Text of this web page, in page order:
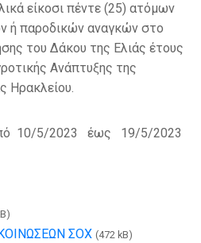
είκοσι πέντε (25) ατόμων
ή παροδικών αναγκών στο
του Δάκου της Ελιάς έτους
Ανάπτυξης της
Ηρακλείου.
10/5/2023 έως 19/5/2023
ΣΟΧ (472 kB)